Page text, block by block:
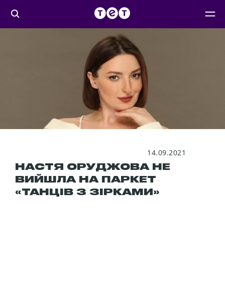
14.09.2021
НАСТЯ ОРУДЖОВА НЕ
ВИЙШЛА НА ПАРКЕТ
«ТАНЦІВ З ЗІРКАМИ»